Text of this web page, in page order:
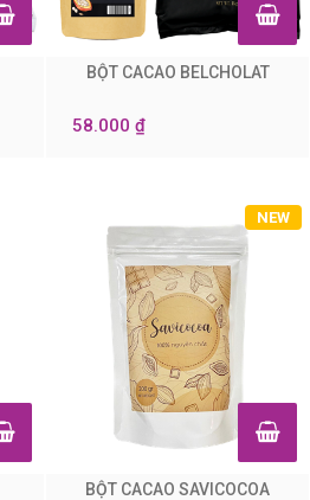
BỘT CACAO BELCHOLAT
58.000 ₫
NEW
BỘT CACAO SAVICOCOA